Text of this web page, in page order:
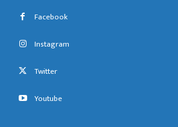
Facebook
Instagram
Twitter
Youtube